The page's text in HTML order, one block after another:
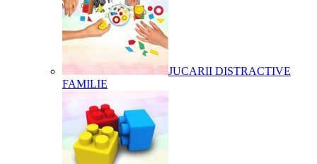
JUCARII DISTRACTIVE
FAMILIE